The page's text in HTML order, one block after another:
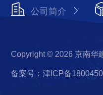
公司简介
Copyright © 2026 京南华
备案号：津ICP备